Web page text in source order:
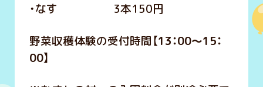
・なす 3本150円
野菜収穫体験の受付時間【13：00～15：
00】